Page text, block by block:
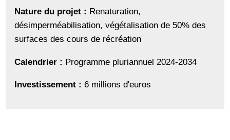
Nature du projet : Renaturation,
désimperméabilisation, végétalisation de 50% des
surfaces des cours de récréation
Calendrier : Programme pluriannuel 2024-2034
Investissement :6 millions d'euros